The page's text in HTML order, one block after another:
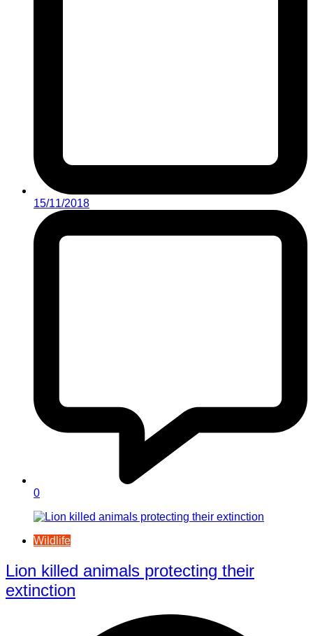
15/11/2018
0
Wildlife
Lion killed animals protecting their
extinction